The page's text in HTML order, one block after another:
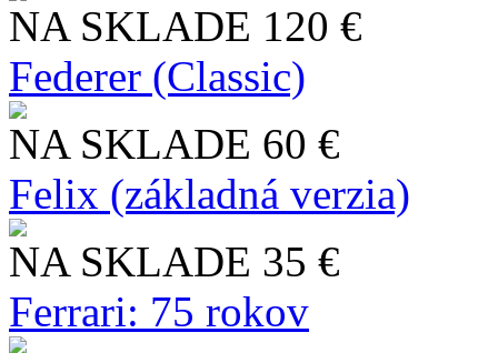
NA SKLADE 120 €
Federer (Classic)
NA SKLADE 60 €
Felix (základná verzia)
NA SKLADE 35 €
Ferrari: 75 rokov